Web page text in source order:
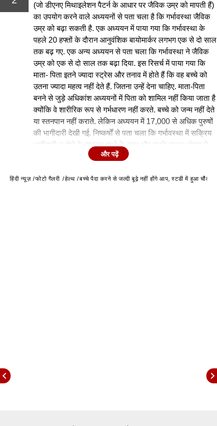
(जो डीएनए मिथाइलेशन पैटर्न के आधार पर जैविक उम्र को मापती हैं)
का उपयोग करने वाले अध्ययनों से पता चला है कि गर्भावस्था जैविक
उम्र को बढ़ा सकती है. एक अध्ययन में पाया गया कि गर्भावस्था के
पहले 20 हफ्तों के दौरान आनुवंशिक बायोमार्कर लगभग एक से दो साल
तक बढ़ गए. एक अन्य अध्ययन से पता चला कि गर्भावस्था ने जैविक
उम्र को एक से दो साल तक बढ़ा दिया. इस रिसर्च में पाया गया कि
माता- पिता इतने ज्यादा स्ट्रेस और तनाव में होते हैं कि वह बच्चे को
उतना ज्यादा महत्व नहीं देते हैं. जितना उन्हें देना चाहिए. माता-पिता
बनने से जुड़े अधिकांश अध्ययनों में पिता को शामिल नहीं किया जाता है
क्योंकि वे शारीरिक रूप से गर्भधारण नहीं करते. बच्चे को जन्म नहीं देते
या स्तनपान नहीं कराते. लेकिन अध्ययन में 17,000 से अधिक पुरुषों
की भागीदारी देखी गई. निष्कर्षों से पता चला कि गर्भावस्था में सक्रिय
भागीदारी न होने के बावजूद बच्चे के जन्म और उनके पालन-पोषण ने
उनके मस्तिष्क के स्वास्थ्य को गहराई से प्रभावित किया.
और पढ़ें
हिंदी न्यूज़ फोटो गैलरी हेल्थ बच्चे पैदा करने से जल्दी बूढ़े नहीं होंगे आप, स्टडी में हुआ चौंकाने